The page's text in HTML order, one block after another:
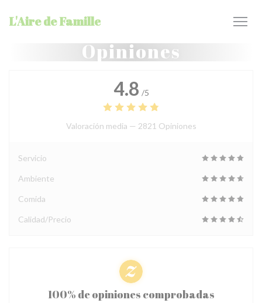
L'Aire de Famille
Opiniones
4.8 /5
Valoración media — 2821 Opiniones
Servicio
Ambiente
Comida
Calidad/Precio
100% de opiniones comprobadas